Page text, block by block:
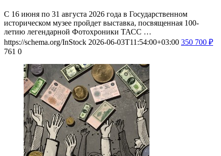
С 16 июня по 31 августа 2026 года в Государственном
историческом музее пройдет выставка, посвященная 100-
летию легендарной Фотохроники ТАСС …
https://schema.org/InStock 2026-06-03T11:54:00+03:00 350 700 ₽
761 0